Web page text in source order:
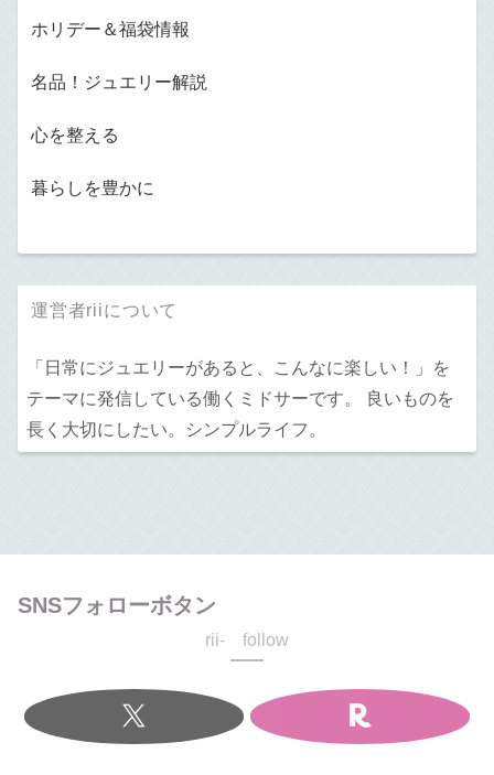
ホリデー＆福袋情報
名品！ジュエリー解説
心を整える
暮らしを豊かに
運営者riiについて
「日常にジュエリーがあると、こんなに楽しい！」を
テーマに発信している働くミドサーです。 良いものを
長く大切にしたい。シンプルライフ。
SNSフォローボタン
rii- follow